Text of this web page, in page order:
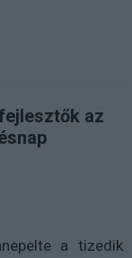
az
a tizedik